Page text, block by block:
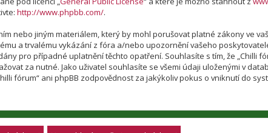
http://www.phpbb.com/.
nebo jiným materiálem, který by mohl porušovat platné zákony ve
a trvalému vykázání z fóra a/nebo upozornění vašeho
pro případné uplatnění těchto opatření. Souhlasíte s tím, že „Chilli
za nutné. Jako uživatel souhlasíte se všemi údaji uloženými v
fórum“ ani phpBB zodpovědnost za jakýkoliv pokus o vniknutí do